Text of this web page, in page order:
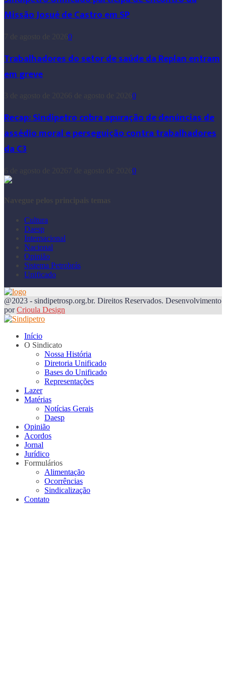
Missão Josué de Castro em SP
0
Trabalhadores do setor de saúde da Replan entram
em greve
0
Recap: Sindipetro cobra apuração de denúncias de
assédio moral e perseguição contra trabalhadores
da C3
0
Navegue pelos principais temas
Cultura
Daesp
Internacional
Nacional
Opinião
Sistema Petrobrás
Unificado
@2023 - sindipetrosp.org.br. Direitos Reservados. Desenvolvimento
porCrioula Design
Início
O Sindicato
Nossa História
Diretoria Unificado
Bases do Unificado
Representações
Lazer
Matérias
Notícias Gerais
Daesp
Opinião
Acordos
Jornal
Jurídico
Formulários
Alimentação
Ocorrências
Sindicalização
Contato